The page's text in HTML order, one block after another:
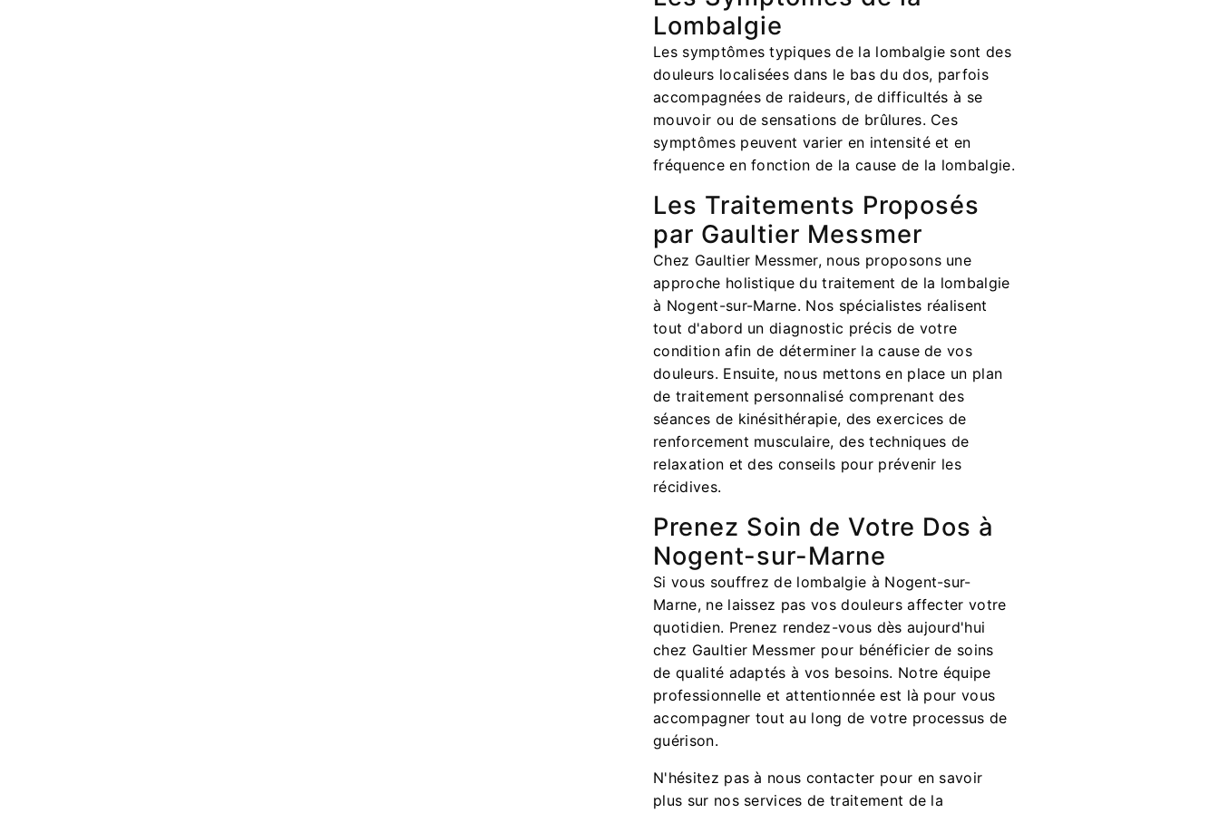
Lombalgie
Les symptômes typiques de la lombalgie sont des
douleurs localisées dans le bas du dos, parfois
accompagnées de raideurs, de difficultés à se
mouvoir ou de sensations de brûlures. Ces
symptômes peuvent varier en intensité et en
fréquence en fonction de la cause de la lombalgie.
Les Traitements Proposés
par Gaultier Messmer
Chez Gaultier Messmer, nous proposons une
approche holistique du traitement de la lombalgie
à Nogent-sur-Marne. Nos spécialistes réalisent
tout d'abord un diagnostic précis de votre
condition afin de déterminer la cause de vos
douleurs. Ensuite, nous mettons en place un plan
de traitement personnalisé comprenant des
séances de kinésithérapie, des exercices de
renforcement musculaire, des techniques de
relaxation et des conseils pour prévenir les
récidives.
Prenez Soin de Votre Dos à
Nogent-sur-Marne
Si vous souffrez de lombalgie à Nogent-sur-
Marne, ne laissez pas vos douleurs affecter votre
quotidien. Prenez rendez-vous dès aujourd'hui
chez Gaultier Messmer pour bénéficier de soins
de qualité adaptés à vos besoins. Notre équipe
professionnelle et attentionnée est là pour vous
accompagner tout au long de votre processus de
guérison.
N'hésitez pas à nous contacter pour en savoir
plus sur nos services de traitement de la